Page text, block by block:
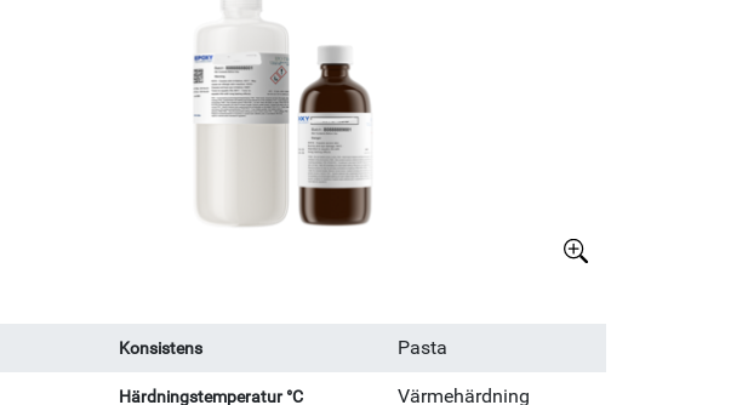
Större bild
Konsistens Pasta
Härdningstemperatur °C Värmehärdning